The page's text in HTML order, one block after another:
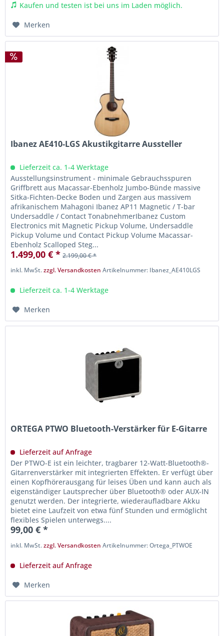
Kaufen und testen ist bei uns im Laden möglich.
Merken
Ibanez AE410-LGS Akustikgitarre Aussteller
Lieferzeit ca. 1-4 Werktage
Ausstellungsinstrument - minimale Gebrauchsspuren
Griffbrett aus Macassar-Ebenholz Jumbo-Bünde massive
Sitka-Fichten-Decke Boden und Zargen aus massivem
afrikanischem Mahagoni Ibanez AP11 Magnetic / T-bar
Undersaddle / Contact TonabnehmerIbanez Custom
Electronics mit Magnetic Pickup Volume, Undersaddle
Pickup Volume und Contact Pickup Volume Macassar-
Ebenholz Scalloped Steg...
1.499,00 € * 2.199,00 € *
inkl. MwSt.zzgl. Versandkosten Artikelnummer: Ibanez_AE410LGS
Lieferzeit ca. 1-4 Werktage
Merken
ORTEGA PTWO Bluetooth-Verstärker für E-Gitarre
Lieferzeit auf Anfrage
Der PTWO-E ist ein leichter, tragbarer 12-Watt-Bluetooth®-
Gitarrenverstärker mit integrierten Effekten. Er verfügt über
einen Kopfhörerausgang für leises Üben und kann auch als
eigenständiger Lautsprecher über Bluetooth® oder AUX-IN
genutzt werden. Der integrierte, wiederaufladbare Akku
bietet eine Laufzeit von etwa fünf Stunden und ermöglicht
flexibles Spielen unterwegs....
99,00 € *
inkl. MwSt.zzgl. Versandkosten Artikelnummer: Ortega_PTWOE
Lieferzeit auf Anfrage
Merken